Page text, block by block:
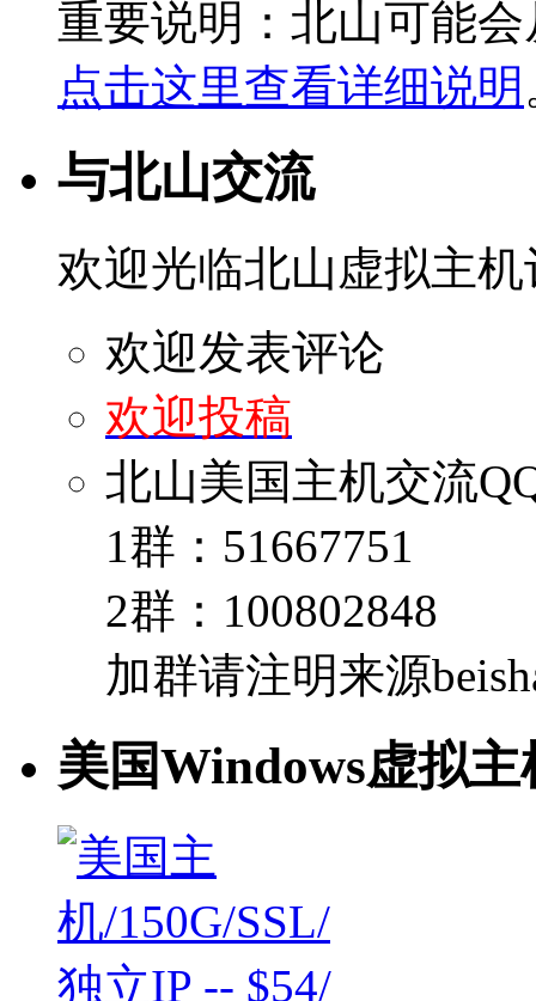
重要说明：北山可能
点击这里查看详细说明
与北山交流
欢迎光临北山虚拟主机
欢迎发表评论
欢迎投稿
北山美国主机交流
1群：51667751
2群：100802848
加群请注明来源
美国Windows虚拟主